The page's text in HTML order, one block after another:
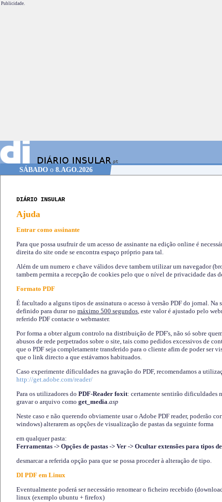
Publicidade.
SÁBADOo 8.AGO.2026
DIÁRIO INSULAR
Ajuda
Entrar como assinante
Para que possa usufruir de um acesso de assinante na edição online é
direita do site onde se encontra espaço próprio para tal.
Além de um numero e chave válidos deve tambem utilizar um navegador
tambem permita a recepção de cookies pelo que o nível de privacidade das
Formato PDF
É facultado a alguns tipos de assinatura o acesso à versão PDF do jornal. Na
definido para durar no máximo 500 segundos, este valor é ajustado pelo
referido PDF contacte o webmaster.
Por forma a obter algum controlo na distribuição de PDF's, não só sobre
abusos de rede perpetrados sobre o site, tais como pedidos excessivos de
que o PDF seja completamente transferido para o cliente afim de poder ser
que o link directo a que estávamos habituados.
Caso experimente díficuldades na gravação do PDF, recomendamos a
http://get.adobe.com/reader/
Para os utilizadores do PDF-Reader foxit: certamente sentirão dificuldades
gravar o arquivo como get_media.asp
Neste caso e não querendo obviamente usar o Adobe PDF reader, poderão
windows) alterarem as opções de visualização de pastas da seguinte forma
em qualquer pasta:
Ferramentas -> Opções de pastas -> Ver -> Ocultar extensões para tipos
desmarcar a referida opção para que se possa proceder à alteração de tipo.
DI PDF em Linux
Eventualmente poderá ser necessário renomear o ficheiro recebido
linux (exemplo ubuntu + firefox)